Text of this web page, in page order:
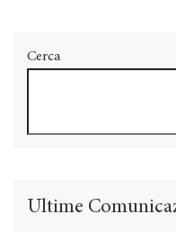
Cerca
Ultime